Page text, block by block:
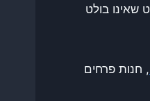
שאינו בולט
, חנות פרחים